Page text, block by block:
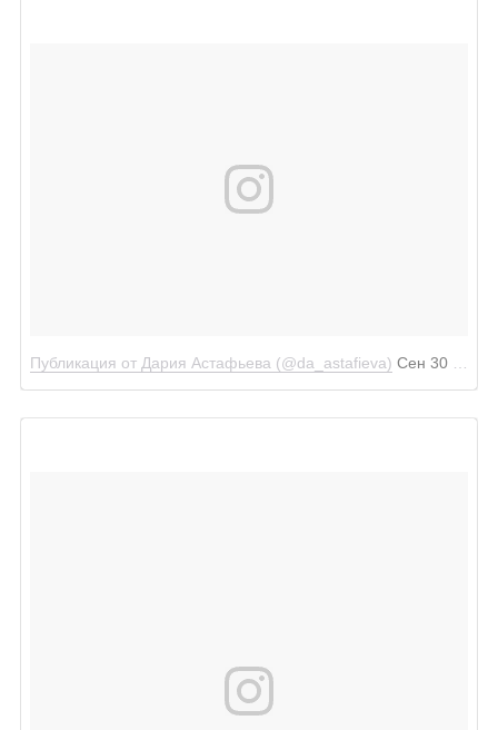
Публикация от Дария Астафьева (@da_astafieva) Сен 30 2017 в 2:16 PDT